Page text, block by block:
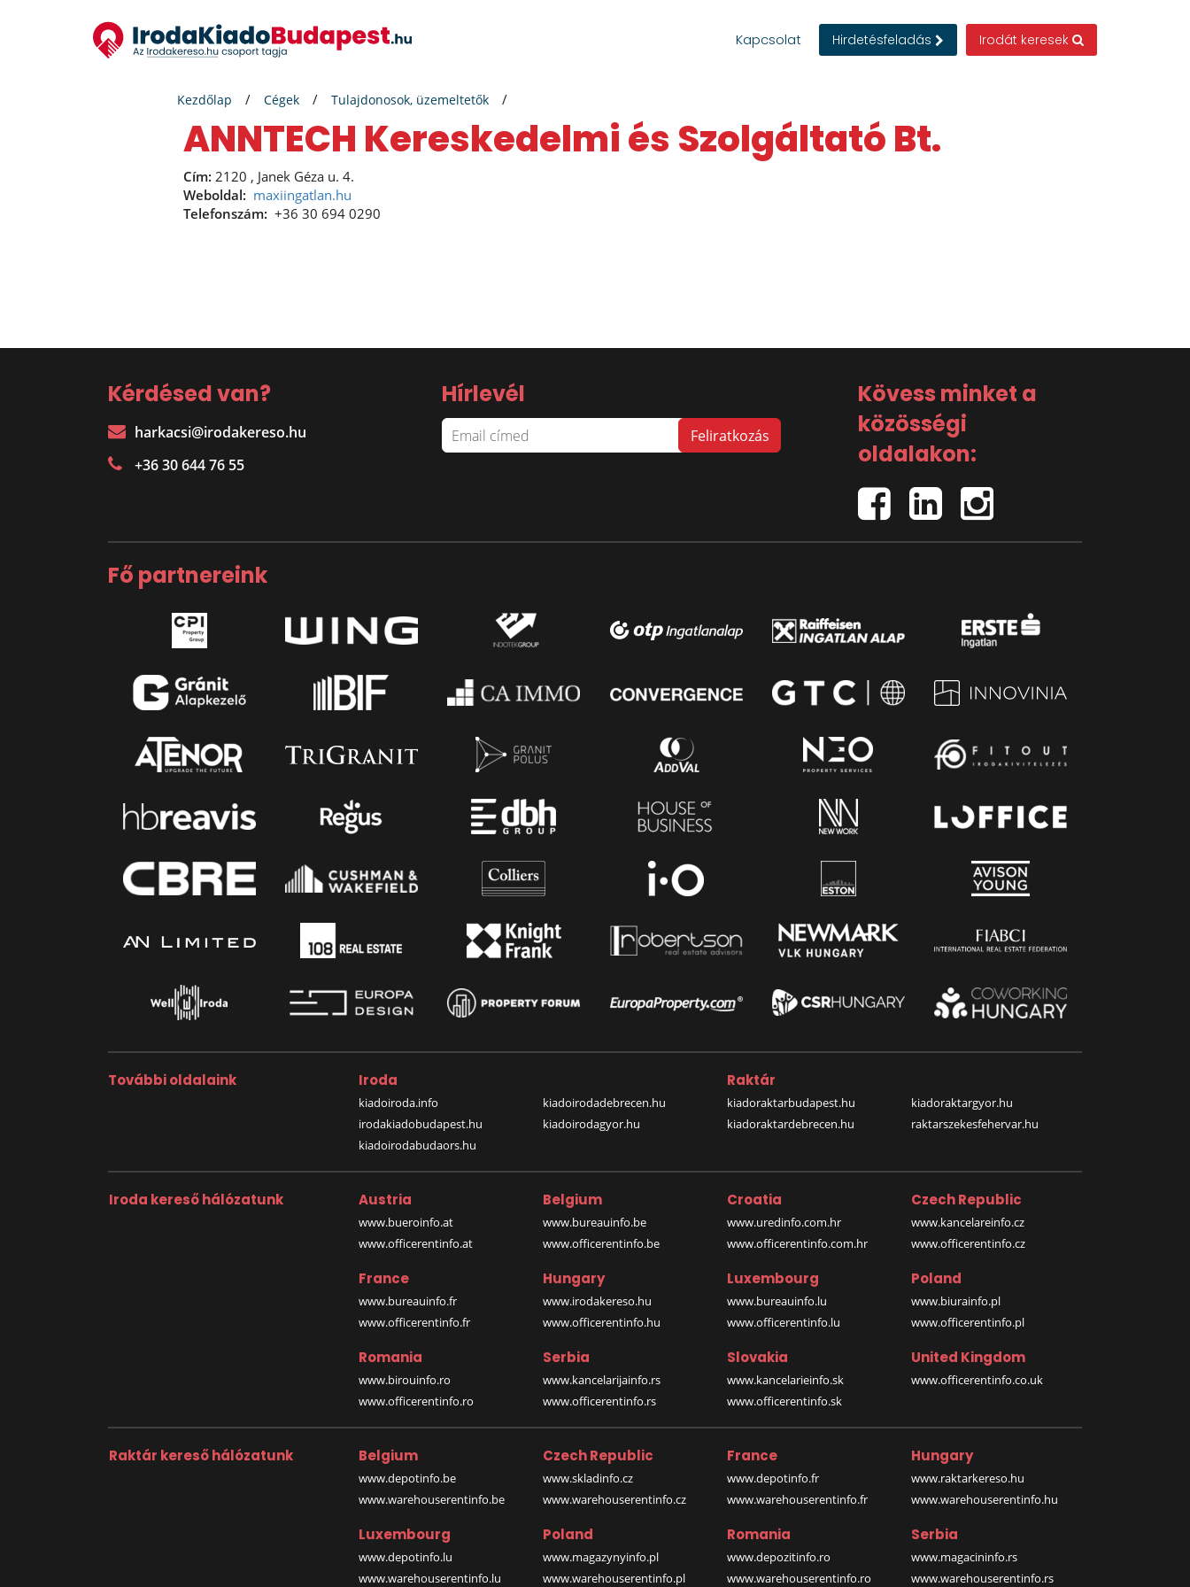
Kapcsolat Hirdetésfeladás Irodát keresek
Kezdőlap Cégek Tulajdonosok, üzemeltetők
ANNTECH Kereskedelmi és Szolgáltató Bt.
Cím: 2120 , Janek Géza u. 4.
Weboldal: maxiingatlan.hu
Telefonszám: +36 30 694 0290
Kérdésed van?
harkacsi@irodakereso.hu
+36 30 644 76 55
Hírlevél
Kövess minket a
közösségi
oldalakon:
Fő partnereink
További oldalaink Iroda
kiadoiroda.info
irodakiadobudapest.hu
kiadoirodabudaors.hu
kiadoirodadebrecen.hu
kiadoirodagyor.hu
Raktár
kiadoraktarbudapest.hu
kiadoraktardebrecen.hu
kiadoraktargyor.hu
raktarszekesfehervar.hu
Iroda kereső hálózatunk Austria
www.bueroinfo.at
www.officerentinfo.at
Belgium
www.bureauinfo.be
www.officerentinfo.be
Croatia
www.uredinfo.com.hr
www.officerentinfo.com.hr
Czech Republic
www.kancelareinfo.cz
www.officerentinfo.cz
France
www.bureauinfo.fr
www.officerentinfo.fr
Hungary
www.irodakereso.hu
www.officerentinfo.hu
Luxembourg
www.bureauinfo.lu
www.officerentinfo.lu
Poland
www.biurainfo.pl
www.officerentinfo.pl
Romania
www.birouinfo.ro
www.officerentinfo.ro
Serbia
www.kancelarijainfo.rs
www.officerentinfo.rs
Slovakia
www.kancelarieinfo.sk
www.officerentinfo.sk
United Kingdom
www.officerentinfo.co.uk
Raktár kereső hálózatunk Belgium
www.depotinfo.be
www.warehouserentinfo.be
Czech Republic
www.skladinfo.cz
www.warehouserentinfo.cz
France
www.depotinfo.fr
www.warehouserentinfo.fr
Hungary
www.raktarkereso.hu
www.warehouserentinfo.hu
Luxembourg
www.depotinfo.lu
www.warehouserentinfo.lu
Poland
www.magazynyinfo.pl
www.warehouserentinfo.pl
Romania
www.depozitinfo.ro
www.warehouserentinfo.ro
Serbia
www.magacininfo.rs
www.warehouserentinfo.rs